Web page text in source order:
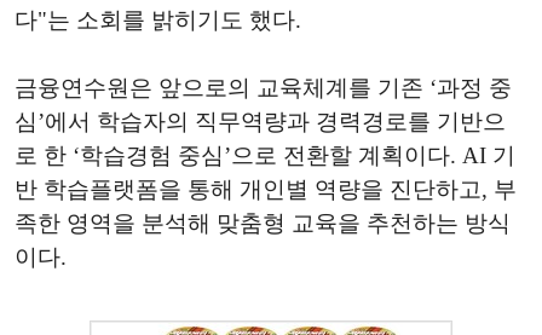
다"는 소회를 밝히기도 했다.
금융연수원은 앞으로의 교육체계를 기존 ‘과정 중
심’에서 학습자의 직무역량과 경력경로를 기반으
로 한 ‘학습경험 중심’으로 전환할 계획이다. AI 기
반 학습플랫폼을 통해 개인별 역량을 진단하고, 부
족한 영역을 분석해 맞춤형 교육을 추천하는 방식
이다.